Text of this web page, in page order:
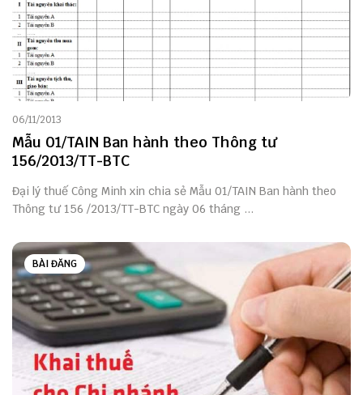
06/11/2013
Mẫu 01/TAIN Ban hành theo Thông tư
156/2013/TT-BTC
Đại lý thuế Công Minh xin chia sẻ Mẫu 01/TAIN Ban hành theo
Thông tư 156 /2013/TT-BTC ngày 06 tháng ...
BÀI ĐĂNG